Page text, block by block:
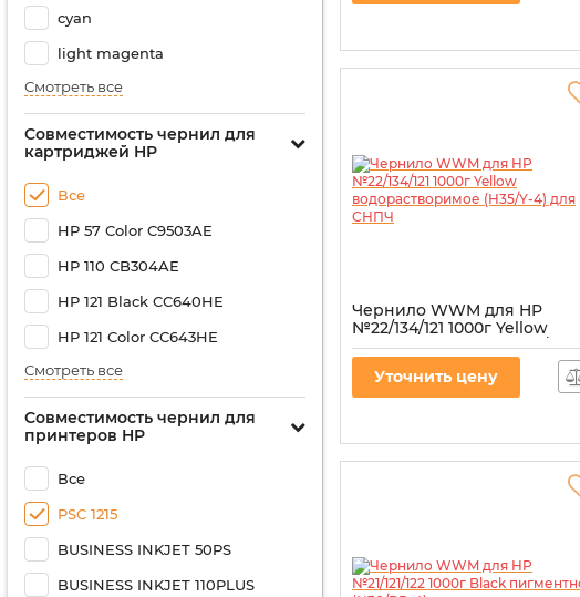
cyan
light magenta
Смотреть все
Совместимость чернил для
картриджей HP
Все
HP 57 Color C9503AE
HP 110 CB304AE
HP 121 Black CC640HE
HP 121 Color CC643HE
Смотреть все
Совместимость чернил для
принтеров HP
Все
PSC 1215
BUSINESS INKJET 50PS
BUSINESS INKJET 110PLUS
Чернило WWM для HP
№22/134/121 1000г Yellow
водорастворимое (H35/Y-4)
для СНПЧ
Артикул:H35/Y-4
Уточнить цену